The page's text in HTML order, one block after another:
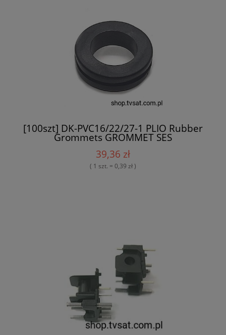
[100szt] DK-PVC16/22/27-1 PLIO Rubber
Grommets GROMMET SES
39,36 zł
( 1 szt. = 0,39 zł )